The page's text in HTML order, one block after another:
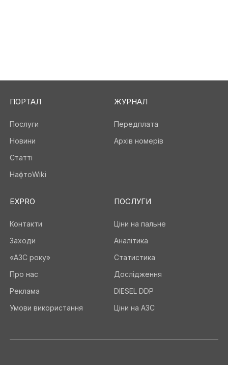
ПОРТАЛ
Послуги
Новини
Статті
НафтоWiki
ЖУРНАЛ
Передплата
Архів номерів
EXPRO
Контакти
Заходи
«АЗС року»
Про нас
Реклама
Умови використання
ПОСЛУГИ
Ціни на пальне
Аналітика
Статистика
Дослідження
DIESEL DDP
Ціни на АЗС